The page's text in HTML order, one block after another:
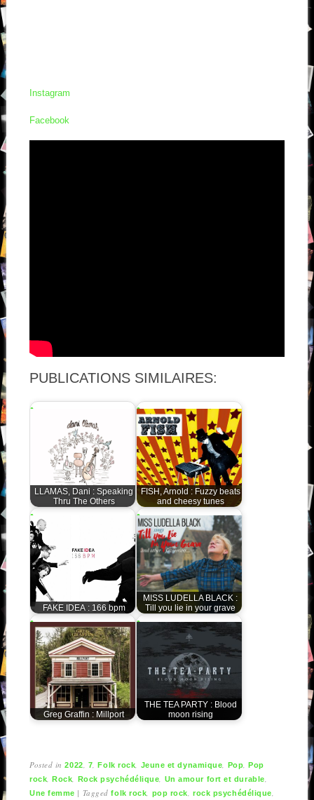
Instagram
Facebook
PUBLICATIONS SIMILAIRES:
LLAMAS, Dani : Speaking
Thru The Others
FISH, Arnold : Fuzzy beats
and cheesy tunes
FAKE IDEA : 166 bpm
MISS LUDELLA BLACK :
Till you lie in your grave
Greg Graffin : Millport
THE TEA PARTY : Blood
moon rising
Posted in2022 7 ,Folk rock Jeune et dynamique Pop ,Pop
rock ,Rock Rock psychédélique Un amour fort et durable
Une femme | Taggedfolk rock pop rock ,rock psychédélique